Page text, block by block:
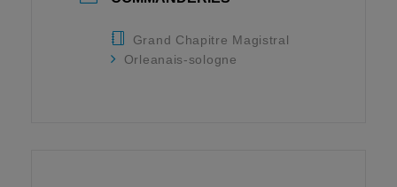
Grand Chapitre Magistral
Orleanais-sologne